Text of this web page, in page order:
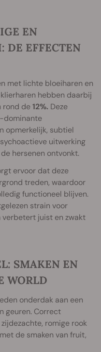
EN
DE EFFECTEN
met lichte bloeiharen en
hebben daarbij
rond de12%. Deze
dominante
opmerkelijk, subtiel
uitwerking
hersenen ontvonkt.
ervoor dat deze
treden, waardoor
functioneel blijven.
strain voor
juist en zwakt
SMAKEN EN
WORLD
onderdak aan een
geuren. Correct
romige rook
de smaken van fruit,